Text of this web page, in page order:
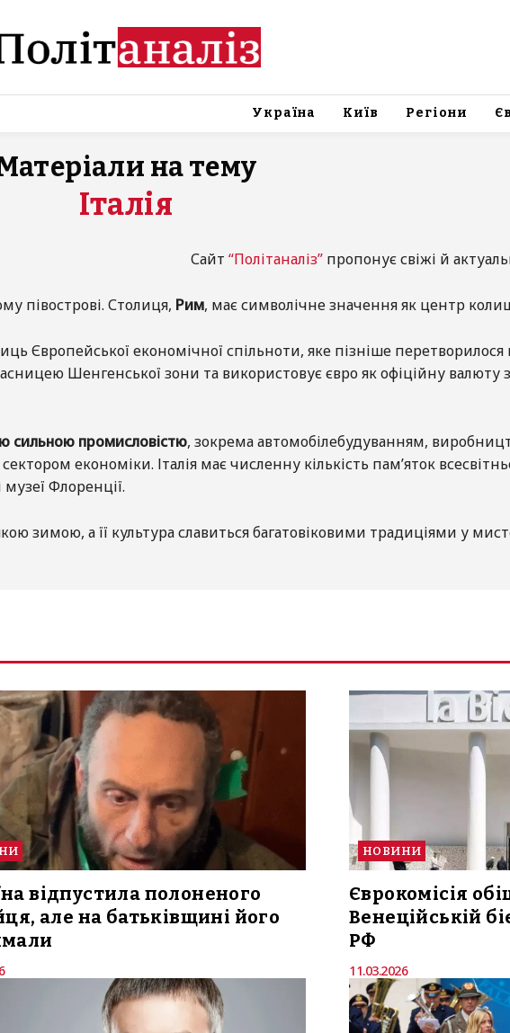
Україна Київ Регіони
на тему
Італія
Сайт “Політаналіз” пропонує свіжі й
півострові. Столиця, Рим, має символічне значення як центр
Європейської економічної спільноти, яке пізніше
Шенгенської зони та використовує євро як офіційну валюту
сильною промисловістю, зокрема автомобілебудуванням,
економіки. Італія має численну кількість пам’яток
Флоренції.
зимою, а її культура славиться багатовіковими традиціями у
відпустила полоненого
але на батьківщині його
НОВИНИ
Єврокомісія
Венеційській
РФ
11.03.2026